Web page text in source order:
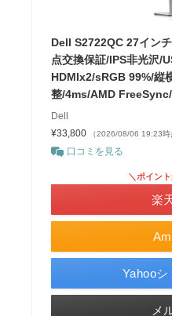
Dell S2722QC 27イン
点交換保証/IPS非光沢/
HDMIx2/sRGB 99%/縦
整/4ms/AMD
Dell
¥33,800
（2026/08/06 19:23時
口コミを見る
＼ポイン
楽
Yahoo
メ